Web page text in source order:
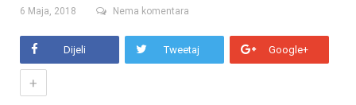
6 Maja, 2018 Nema komentara
Dijeli Tweetaj Google+
+